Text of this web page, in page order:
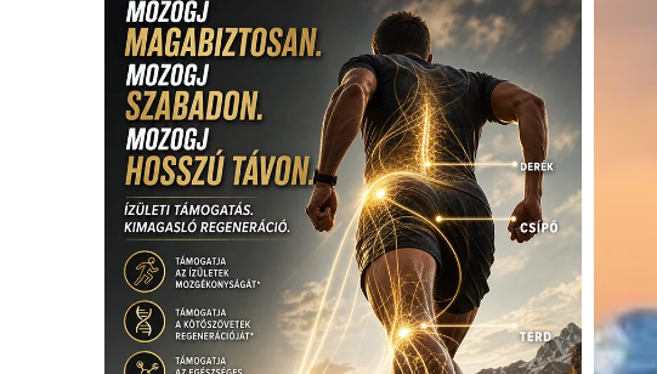
asztalitenisz(130) autosport(123)Babos
Tímea(240)Bajnokok Ligája (168)Birkózás(143)Bécs(214)
egészség(530) Európabajnokság(173)ferrari(139)
forma 1(1165) (760)futás(305)
Hosszú
Katinka(186)hungaroring (181)Jégkorong(148)
kajakkenu
(138)karate(168)kickbox(204) kosárlabda(166)kézilabda
(448)Lewis Hamilton(168)magyar labdarúgóválogatott(148)
Mercedes(244)motorsport(153)Opel Dakar Team(132)Rali
Világbajnokság(122)Rendezvény(142)rio 2016(373)sport
(438)Sportime Magazin (128)szabadidősport (316)Szalay
Balázs
(126)tenisz(416)táplálkozás(155)utazás(126)
Video (247)világbajnokság(162) Világkupa(129)vitorlázás
(222)
vívás(174)vízilabda(197) Érdi Mária(130)életmód